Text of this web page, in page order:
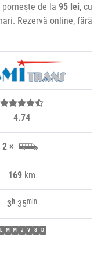
de la 95 lei, cu
Rezervă online, fără
4.74
2 ×
169 km
3h35min
L M M J V S D